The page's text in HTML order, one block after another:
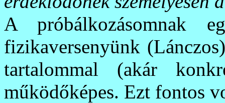
A próbálkozásomnak
fizikaversenyünk
tartalommal (akár
működőképes. Ezt fontos